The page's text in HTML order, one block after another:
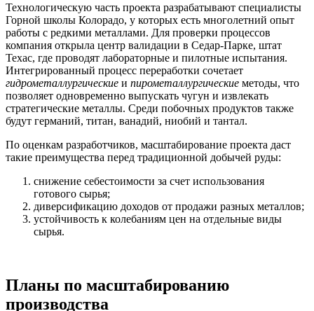
Технологическую часть проекта разрабатывают специалисты
Горной школы Колорадо, у которых есть многолетний опыт
работы с редкими металлами. Для проверки процессов
компания открыла центр валидации в Седар-Парке, штат
Техас, где проводят лабораторные и пилотные испытания.
Интегрированный процесс переработки сочетает
гидрометаллургические и пирометаллургические методы, что
позволяет одновременно выпускать чугун и извлекать
стратегические металлы. Среди побочных продуктов также
будут германий, титан, ванадий, ниобий и тантал.
По оценкам разработчиков, масштабирование проекта даст
такие преимущества перед традиционной добычей руды:
снижение себестоимости за счет использования
готового сырья;
диверсификацию доходов от продажи разных металлов;
устойчивость к колебаниям цен на отдельные виды
сырья.
Планы по масштабированию
производства